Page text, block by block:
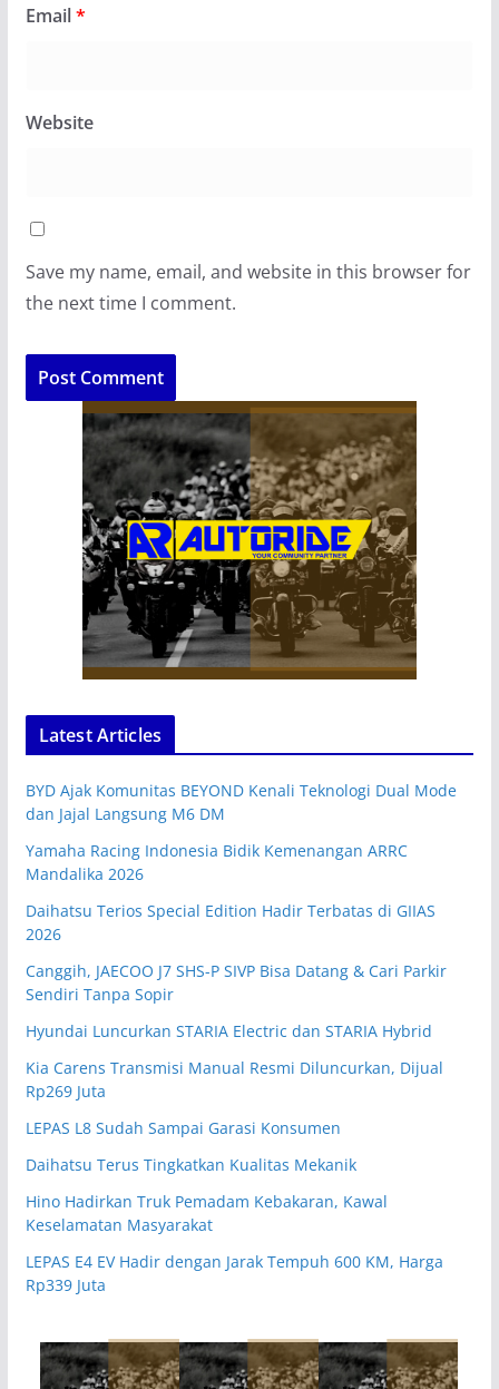
Email*
Website
Save my name, email, and website in this browser for
the next time I comment.
Latest Articles
BYD Ajak Komunitas BEYOND Kenali Teknologi Dual Mode
dan Jajal Langsung M6 DM
Yamaha Racing Indonesia Bidik Kemenangan ARRC
Mandalika 2026
Daihatsu Terios Special Edition Hadir Terbatas di GIIAS
2026
Canggih, JAECOO J7 SHS-P SIVP Bisa Datang & Cari Parkir
Sendiri Tanpa Sopir
Hyundai Luncurkan STARIA Electric dan STARIA Hybrid
Kia Carens Transmisi Manual Resmi Diluncurkan, Dijual
Rp269 Juta
LEPAS L8 Sudah Sampai Garasi Konsumen
Daihatsu Terus Tingkatkan Kualitas Mekanik
Hino Hadirkan Truk Pemadam Kebakaran, Kawal
Keselamatan Masyarakat
LEPAS E4 EV Hadir dengan Jarak Tempuh 600 KM, Harga
Rp339 Juta